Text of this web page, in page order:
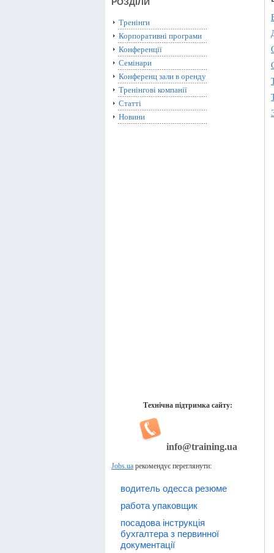
Тренінги
Корпоративні програми
Конференції
Семінари
Конференц зали в оренду
Тренінгові компанії
Статті
Новини
Технічна підтримка сайту:
info@training.ua
Jobs.ua рекомендує переглянути:
водитель одесса резюме
работа упаковщик
посадова інструкція
бухгалтера з первинної
документації